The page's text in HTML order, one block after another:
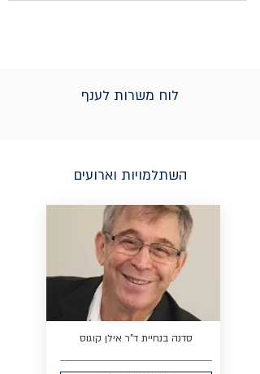
לוח משרות לענף
השתלמויות וארועים
סדנה בנחיית ד"ר אילן קוגוס